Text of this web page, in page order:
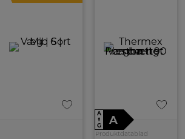
A
↑
G
A
Produktdatablad